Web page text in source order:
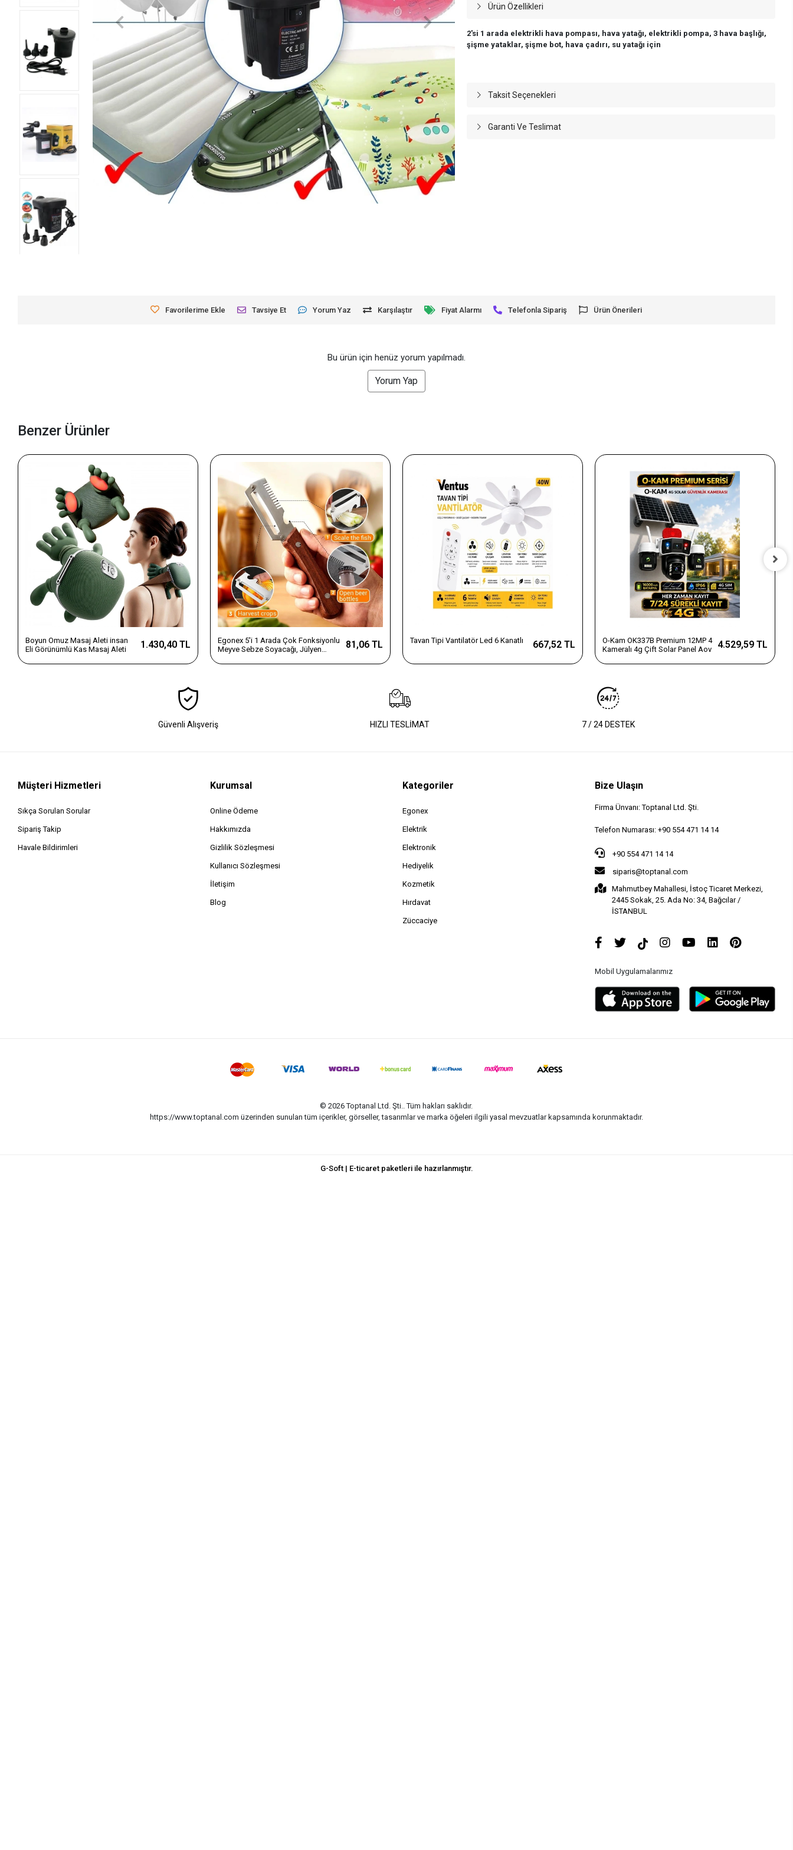
Ürün Özellikleri
2'si 1 arada elektrikli hava pompası, hava yatağı, elektrikli pompa, 3 hava başlığı,
şişme yataklar, şişme bot, hava çadırı, su yatağı için
Taksit Seçenekleri
Garanti Ve Teslimat
Favorilerime Ekle Tavsiye Et Yorum Yaz Karşılaştır Fiyat Alarmı Telefonla Sipariş Ürün Önerileri
Bu ürün için henüz yorum yapılmadı.
Yorum Yap
Benzer Ürünler
Boyun Omuz Masaj Aleti insan
Eli Görünümlü Kas Masaj Aleti
1.430,40 TL
Egonex 5'i 1 Arada Çok Fonksiyonlu
Meyve Sebze Soyacağı, Jülyen
Saplı Paslanmaz Çelik
81,06 TL Tavan Tipi Vantilatör Led 6 Kanatlı 667,52 TL
O-Kam OK337B Premium 12MP 4
Kameralı 4g Çift Solar Panel Aov
4.529,59 TL
Güvenli Alışveriş HIZLI TESLİMAT 7 / 24 DESTEK
Müşteri Hizmetleri
Sıkça Sorulan Sorular
Sipariş Takip
Havale Bildirimleri
Kurumsal
Online Ödeme
Hakkımızda
Gizlilik Sözleşmesi
Kullanıcı Sözleşmesi
İletişim
Blog
Kategoriler
Egonex
Elektrik
Elektronik
Hediyelik
Kozmetik
Hırdavat
Züccaciye
Bize Ulaşın
Firma Ünvanı: Toptanal Ltd. Şti.
Telefon Numarası: +90 554 471 14 14
+90 554 471 14 14
siparis@toptanal.com
Mahmutbey Mahallesi, İstoç Ticaret Merkezi,
2445 Sokak, 25. Ada No: 34, Bağcılar /
İSTANBUL
Mobil Uygulamalarımız
© 2026 Toptanal Ltd. Şti.. Tüm hakları saklıdır.
https://www.toptanal.com üzerinden sunulan tüm içerikler, görseller, tasarımlar ve marka öğeleri ilgili yasal mevzuatlar kapsamında korunmaktadır.
G-Soft | E-ticaret paketleri ile hazırlanmıştır.